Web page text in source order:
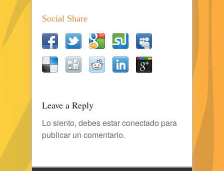
Social Share
Leave a Reply
Lo siento, debes estarconectado para
publicar un comentario.